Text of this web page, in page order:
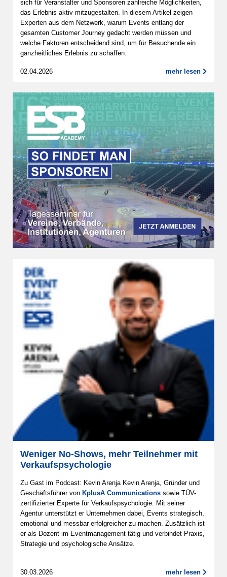
sich für Veranstalter und Sponsoren zahlreiche Möglichkeiten,
das Erlebnis aktiv mitzugestalten. In diesem Artikel zeigen
Experten aus dem Netzwerk, warum Events entlang der
gesamten Customer Journey gedacht werden müssen und
welche Faktoren entscheidend sind, um für Besuchende ein
ganzheitliches Erlebnis zu schaffen.
02.04.2026 mehr lesen
Weniger No-Shows, mehr Teilnehmer mit
Verkaufspsychologie
Zu Gast im Podcast: Kevin Arenja Kevin Arenja, Gründer und
Geschäftsführer von KplusA Communications sowie TÜV-
zertifizierter Experte für Verkaufspsychologie. Mit seiner
Agentur unterstützt er Unternehmen dabei, Events strategisch,
emotional und messbar erfolgreicher zu machen. Zusätzlich ist
er als Dozent im Eventmanagement tätig und verbindet Praxis,
Strategie und psychologische Ansätze.
30.03.2026 mehr lesen